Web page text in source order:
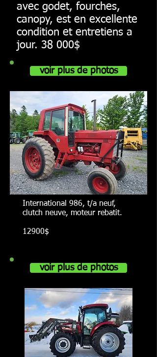
avec godet, fourches,
canopy, est en excellente
condition et entretiens a
jour. 38 000$
voir plus de photos
International 986, t/a neuf,
clutch neuve, moteur rebatit.
12900$
voir plus de photos